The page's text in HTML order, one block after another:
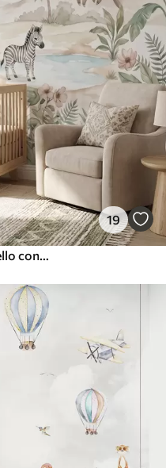
19